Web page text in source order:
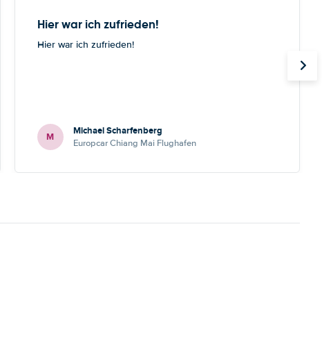
Hier war ich zufrieden!
Hier war ich zufrieden!
M Michael Scharfenberg
Europcar Chiang Mai Flughafen